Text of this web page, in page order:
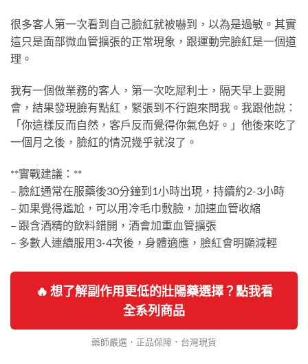
很多客人第一次看到自己臉紅就被嚇到，以為是過敏。其實
這只是面部微血管擴張的正常現象，跟運動完臉紅是一個道
理。
我有一個做業務的客人，第一次吃犀利士，隔天早上要開
會，結果發現臉有點紅，緊張到不行跑來問我。我跟他說：
「你這樣反而自然，客戶反而覺得你氣色好。」他後來吃了
一個月之後，臉紅的情況幾乎就沒了。
**實戰建議：**
– 臉紅通常在服藥後30分鐘到1小時出現，持續約2-3小時
– 如果覺得尷尬，可以用冷毛巾敷臉，加速血管收縮
– 跟含酒精的飲料錯開，酒會加重血管擴張
– 多數人連續服用3-4次後，身體適應，臉紅會明顯減輕
🔥 想了解副作用更低的壯陽藥選擇？點我看
全系列商品
藥師嚴選．正品保障．台灣現貨